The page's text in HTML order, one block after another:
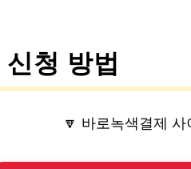
청 방법
🔽 바로녹색결제